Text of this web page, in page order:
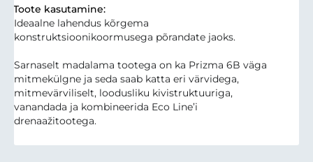
Toote kasutamine:
Ideaalne lahendus kõrgema
konstruktsioonikoormusega põrandate jaoks.
Sarnaselt madalama tootega on ka Prizma 6B väga
mitmekülgne ja seda saab katta eri värvidega,
mitmevärviliselt, loodusliku kivistruktuuriga,
vanandada ja kombineerida Eco Line’i
drenaažitootega.